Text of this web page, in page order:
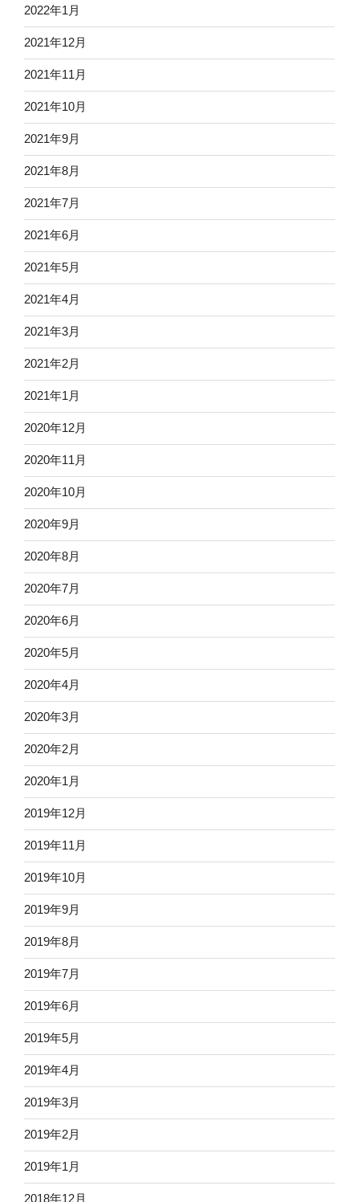
2022年1月
2021年12月
2021年11月
2021年10月
2021年9月
2021年8月
2021年7月
2021年6月
2021年5月
2021年4月
2021年3月
2021年2月
2021年1月
2020年12月
2020年11月
2020年10月
2020年9月
2020年8月
2020年7月
2020年6月
2020年5月
2020年4月
2020年3月
2020年2月
2020年1月
2019年12月
2019年11月
2019年10月
2019年9月
2019年8月
2019年7月
2019年6月
2019年5月
2019年4月
2019年3月
2019年2月
2019年1月
2018年12月